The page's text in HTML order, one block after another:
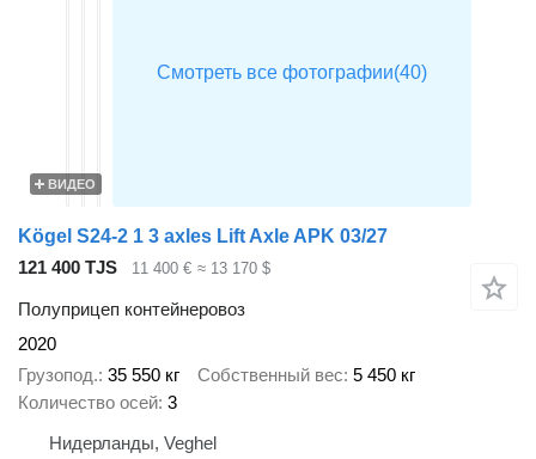
ВИДЕО
Kögel S24-2 1 3 axles Lift Axle APK 03/27
121 400 TJS
11 400 € ≈ 13 170 $
Полуприцеп контейнеровоз
2020
Грузопод. 35 550 кг Собственный вес 5 450 кг
Количество осей 3
Нидерланды, Veghel